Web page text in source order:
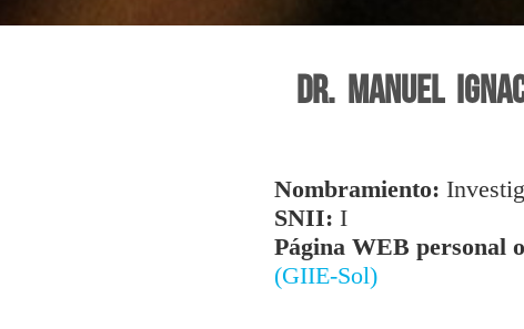
Dr. Manuel
Nombramiento:
SNII: I
Página WEB personal
(GIIE-Sol)